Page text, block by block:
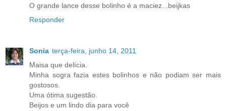
O grande lance desse bolinho é a maciez...beijkas
Responder
Sonia terça-feira, junho 14, 2011
Maisa que delícia.
Minha sogra fazia estes bolinhos e não podiam ser mais
gostosos.
Uma ótima sugestão.
Beijos e um lindo dia para você